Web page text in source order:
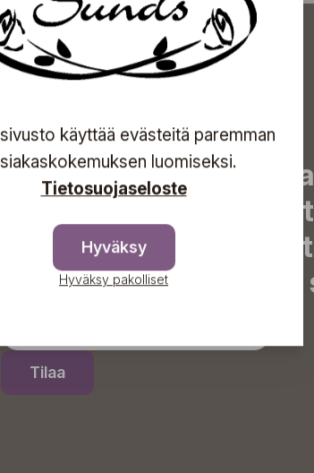
Tilaa uutiskirjeemme
uutiset, eksklusiiviset
inspiroivat vinkit
tapahtumista
Tilaa
käyttää evästeitä paremman
luomiseksi.
Tietosuojaseloste
Hyväksy
Hyväksy pakolliset